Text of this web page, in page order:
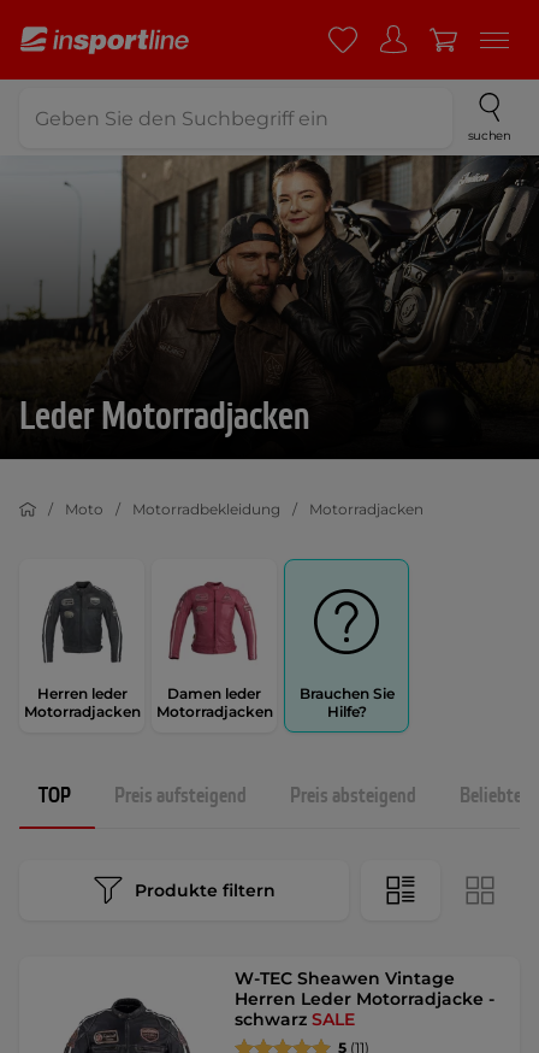
suchen
Leder Motorradjacken
Moto Motorradbekleidung Motorradjacken
Herren leder
Motorradjacken
Damen leder
Motorradjacken
Brauchen Sie
Hilfe?
TOP Preis aufsteigend Preis absteigend
Produkte filtern
W-TEC Sheawen Vintage
Herren Leder Motorradjacke -
schwarzSALE
5 (11)